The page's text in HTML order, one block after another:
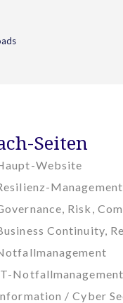
Seiten
Website
Management
Risk,
Continuity,
Notfallmanagement
/ Cyber